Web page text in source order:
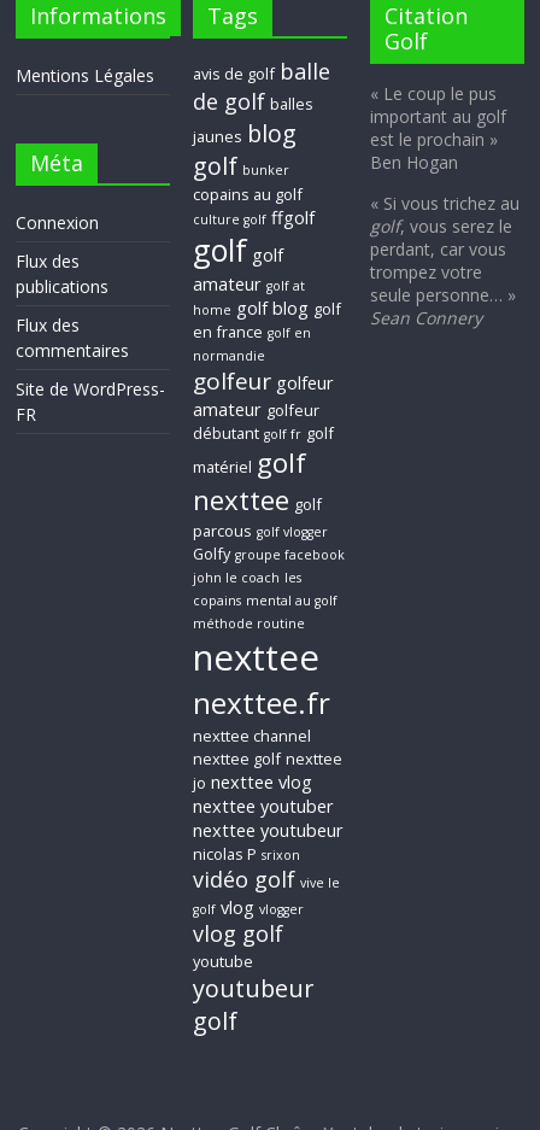
Informations
Mentions Légales
Méta
Connexion
Flux des
publications
Flux des
commentaires
Site de WordPress-
FR
Tags
avis de golf balle
de golf balles
jaunes blog
golf bunker
copains au golf
culture golf ffgolf
golf golf
amateur golf at
home golf blog golf
en france golf en
normandie
golfeur golfeur
amateur golfeur
débutant golf fr golf
matériel golf
nexttee golf
parcous golf vlogger
Golfy groupe facebook
john le coach les
copains mental au golf
méthode routine
nexttee
nexttee.fr
nexttee channel
nexttee golf nexttee
jo nexttee vlog
nexttee youtuber
nexttee youtubeur
nicolas P srixon
vidéo golf vive le
golf vlog vlogger
vlog golf
youtube
youtubeur
golf
Citation
Golf
« Le coup le pus
important au golf
est le prochain »
Ben Hogan
« Si vous trichez au
golf, vous serez le
perdant, car vous
trompez votre
seule personne… »
Sean Connery